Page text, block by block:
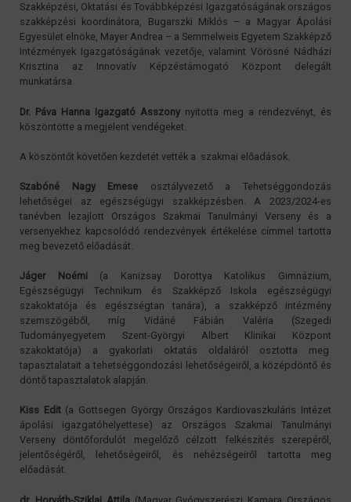
Szakképzési, Oktatási és Továbbképzési Igazgatóságának országos
szakképzési koordinátora, Bugarszki Miklós – a Magyar Ápolási
Egyesület elnöke, Mayer Andrea – a Semmelweis Egyetem Szakképző
Intézmények Igazgatóságának vezetője, valamint Vörösné Nádházi
Krisztina az Innovatív Képzéstámogató Központ delegált
munkatársa.
Dr. Páva Hanna Igazgató Asszony nyitotta meg a rendezvényt, és
köszöntötte a megjelent vendégeket.
A köszöntőt követően kezdetét vették a szakmai előadások.
Szabóné Nagy Emese osztályvezető a Tehetséggondozás
lehetőségei az egészségügyi szakképzésben. A 2023/2024-es
tanévben lezajlott Országos Szakmai Tanulmányi Verseny és a
versenyekhez kapcsolódó rendezvények értékelése címmel tartotta
meg bevezető előadását.
Jáger Noémi (a Kanizsay Dorottya Katolikus Gimnázium,
Egészségügyi Technikum és Szakképző Iskola egészségügyi
szakoktatója és egészségtan tanára), a szakképző intézmény
szemszögéből, míg Vidáné Fábián Valéria (Szegedi
Tudományegyetem Szent-Györgyi Albert Klinikai Központ
szakoktatója) a gyakorlati oktatás oldaláról osztotta meg
tapasztalatait a tehetséggondozási lehetőségeiről, a középdöntő és
döntő tapasztalatok alapján.
Kiss Edit(a Gottsegen György Országos Kardiovaszkuláris Intézet
ápolási igazgatóhelyettese) az Országos Szakmai Tanulmányi
Verseny döntőfordulót megelőző célzott felkészítés szerepéről,
jelentőségéről, lehetőségeiről, és nehézségeiről tartotta meg
előadását.